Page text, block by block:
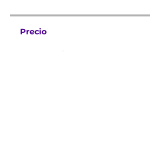
Precio
399,00 US$